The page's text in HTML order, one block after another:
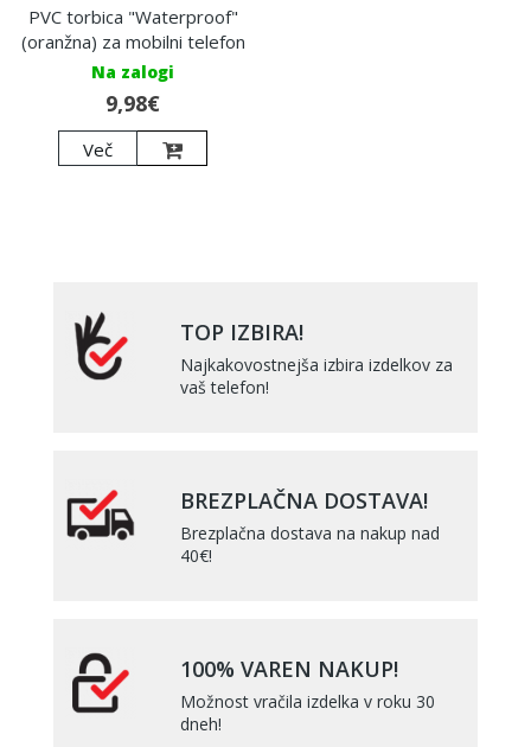
PVC torbica "Waterproof"
(oranžna) za mobilni telefon
Na zalogi
9,98€
Več
TOP IZBIRA!
Najkakovostnejša izbira izdelkov za
vaš telefon!
BREZPLAČNA DOSTAVA!
Brezplačna dostava na nakup nad
40€!
100% VAREN NAKUP!
Možnost vračila izdelka v roku 30
dneh!